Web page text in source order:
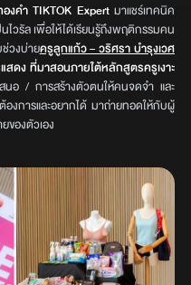
คำ TIKTOK Expertมาแชร์เทคนิค
ไวรัล เพื่อให้ได้เรียนรู้ถึงพฤติกรรมคน
วงบ่ายครูลูกแก้ว – วริศรา บำรุงเวศ
ดง ที่มาสอนภายใต้หลักสูตรครูเงาะ
นอ / การสร้างตัวตนให้คนจดจำ และ
งการและอยากได้ มาถ่ายทอดให้กับผู้
ของตัวเอง